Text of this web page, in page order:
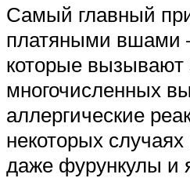
Самый главный
платяными вшами
которые вызывают
многочисленных
аллергические
некоторых случаях
даже фурункулы и